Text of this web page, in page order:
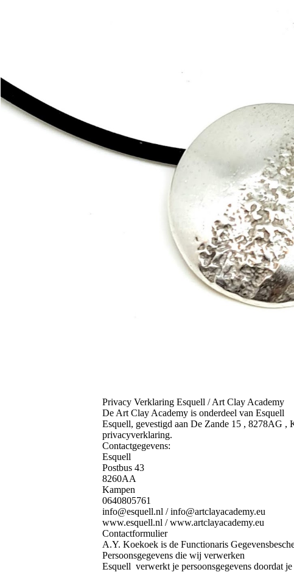
Privacy Verklaring Esquell / Art Clay Academy
De Art Clay Academy is onderdeel van Esquell
Esquell, gevestigd aan De Zande 15 , 8278AG ,
privacyverklaring.
Contactgegevens:
Esquell
Postbus 43
8260AA
Kampen
0640805761
info@esquell.nl / info@artclayacademy.eu
www.esquell.nl / www.artclayacademy.eu
Contactformulier
A.Y. Koekoek is de Functionaris
Persoonsgegevens die wij verwerken
Esquell verwerkt je persoonsgegevens doordat